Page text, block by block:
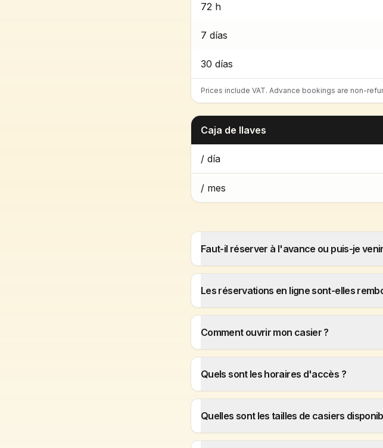
72 h
7 días
30 días
Prices include VAT. Advance bookings are non-
Caja de llaves
/ día
/ mes
Faut-il réserver à l'avance ou puis-je
Les réservations en ligne sont-elles
Comment ouvrir mon casier ?
Quels sont les horaires d'accès ?
Quelles sont les tailles de casiers